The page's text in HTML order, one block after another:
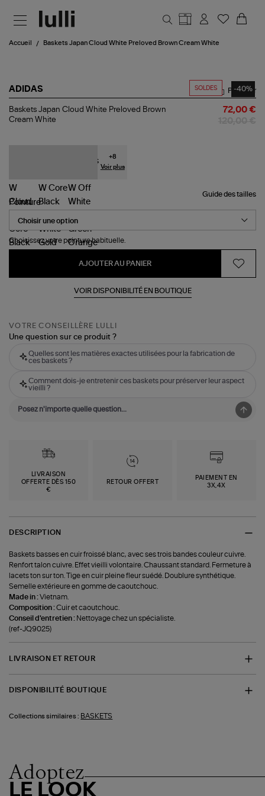
Accueil Baskets Japan Cloud White Preloved Brown Cream White
SOLDES -40%
ADIDAS
Baskets
Japan
Partager
Baskets Japan Cloud White Preloved Brown
Cream White
72,00 €
+8
Voir plus
Guide des tailles
Pointure
Choisissez votre pointure habituelle.
AJOUTER AU PANIER
VOIR DISPONIBILITÉ EN BOUTIQUE
VOTRE CONSEILLÈRE LULLI
Une question sur ce produit ?
Quelles sont les matières exactes utilisées pour la fabrication de
ces baskets ?
Comment dois-je entretenir ces baskets pour préserver leur aspect
vieilli ?
LIVRAISON
OFFERTE DÈS 150
€
RETOUR OFFERT
PAIEMENT EN
3X,4X
DESCRIPTION
Baskets basses en cuir froissé blanc, avec ses trois bandes couleur cuivre.
Renfort talon cuivre. Effet vieilli volontaire. Chaussant standard. Fermeture à
lacets ton sur ton. Tige en cuir pleine fleur suédé. Doublure synthétique.
Semelle extérieure en gomme de caoutchouc.
Made in :Vietnam.
Composition :Cuir et caoutchouc.
Conseil d'entretien : Nettoyage chez un spécialiste.
(ref-JQ9025)
LIVRAISON ET RETOUR
DISPONIBILITÉ BOUTIQUE
Collections similaires : BASKETS
Adoptez
LE LOOK